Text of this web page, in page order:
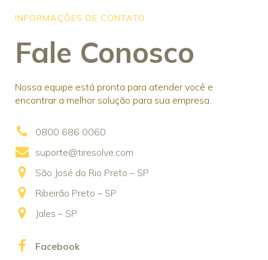
INFORMAÇÕES DE CONTATO
Fale Conosco
Nossa equipe está pronta para atender você e
encontrar a melhor solução para sua empresa.
0800 686 0060
suporte@tiresolve.com
São José do Rio Preto – SP
Ribeirão Preto – SP
Jales – SP
Facebook